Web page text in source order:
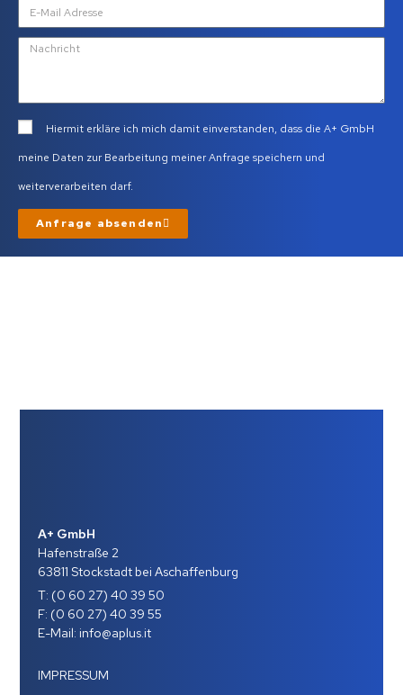
Hiermit erkläre ich mich damit einverstanden, dass die A+ GmbH
meine Daten zur Bearbeitung meiner Anfrage speichern und
weiterverarbeiten darf.
Anfrage absenden
A+ GmbH
Hafenstraße 2
63811 Stockstadt bei Aschaffenburg
T: (0 60 27) 40 39 50
F: (0 60 27) 40 39 55
E-Mail: info@aplus.it
IMPRESSUM